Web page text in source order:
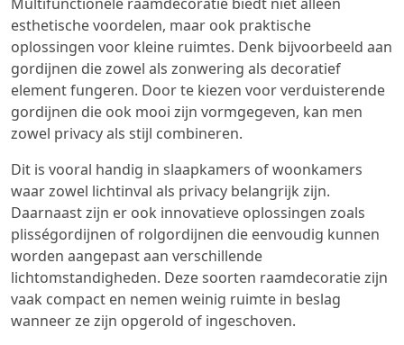
esthetische voordelen, maar ook praktische
oplossingen voor kleine ruimtes. Denk bijvoorbeeld aan
gordijnen die zowel als zonwering als decoratief
element fungeren. Door te kiezen voor verduisterende
gordijnen die ook mooi zijn vormgegeven, kan men
zowel privacy als stijl combineren.
Dit is vooral handig in slaapkamers of woonkamers
waar zowel lichtinval als privacy belangrijk zijn.
Daarnaast zijn er ook innovatieve oplossingen zoals
plisségordijnen of rolgordijnen die eenvoudig kunnen
worden aangepast aan verschillende
lichtomstandigheden. Deze soorten raamdecoratie zijn
vaak compact en nemen weinig ruimte in beslag
wanneer ze zijn opgerold of ingeschoven.